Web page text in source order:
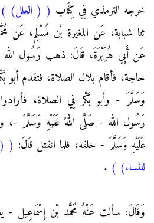
خرجه الترمذي فِي كِتَاب ( ( العلل) )
ثنا شبابة، عَن المغيرة بْن مُسْلِم، عَن
عَن أَبِي هُرَيْرَةَ، قَالَ: ذهب رَسُول
حاجة، فأقام بلال الصلاة، فتقدم أبو
وَسَلَّمَ - وأبو بَكْر فِي الصلاة،
رَسُول الله - صَلَّى اللهُ عَلَيْهِ وَسَلَّمَ -،
عَلَيْهِ وَسَلَّمَ - خلفه، فلما انفتل قَالَ: (
للنساء) )
.
وَقَالَ: سألت عَنْهُ مُحَمَّد بْن إِسْمَاعِيل -